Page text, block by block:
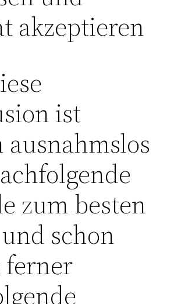
akzeptieren
ist
ausnahmslos
zum besten
schon
ferner